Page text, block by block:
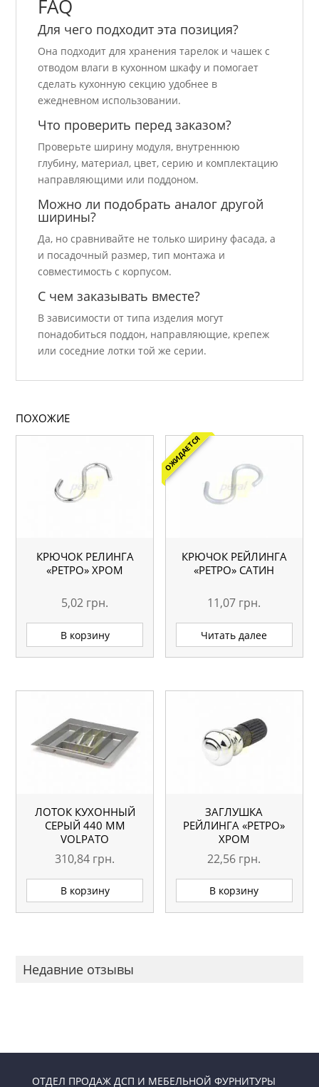
FAQ
Для чего подходит эта позиция?
Она подходит для хранения тарелок и чашек с
отводом влаги в кухонном шкафу и помогает
сделать кухонную секцию удобнее в
ежедневном использовании.
Что проверить перед заказом?
Проверьте ширину модуля, внутреннюю
глубину, материал, цвет, серию и комплектацию
направляющими или поддоном.
Можно ли подобрать аналог другой
ширины?
Да, но сравнивайте не только ширину фасада, а
и посадочный размер, тип монтажа и
совместимость с корпусом.
С чем заказывать вместе?
В зависимости от типа изделия могут
понадобиться поддон, направляющие, крепеж
или соседние лотки той же серии.
ПОХОЖИЕ
КРЮЧОК РЕЛИНГА
«РЕТРО» ХРОМ
5,02 грн.
В корзину
ОЖИДАЕТСЯ
КРЮЧОК РЕЙЛИНГА
«РЕТРО» САТИН
11,07 грн.
Читать далее
ЛОТОК КУХОННЫЙ
СЕРЫЙ 440 ММ
VOLPATO
310,84 грн.
В корзину
ЗАГЛУШКА
РЕЙЛИНГА «РЕТРО»
ХРОМ
22,56 грн.
В корзину
Недавние отзывы
ОТДЕЛ ПРОДАЖ ДСП И МЕБЕЛЬНОЙ ФУРНИТУРЫ